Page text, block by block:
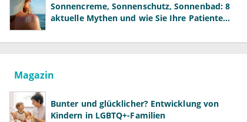
Sonnencreme, Sonnenschutz, Sonnenbad: 8
aktuelle Mythen und wie Sie Ihre Patienten
Magazin
Bunter und glücklicher? Entwicklung von
Kindern in LGBTQ+-Familien